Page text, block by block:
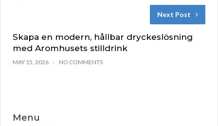
Next Post
Skapa en modern, hållbar dryckeslösning
med Aromhusets stilldrink
MAY 15, 2026 NO COMMENTS
Menu